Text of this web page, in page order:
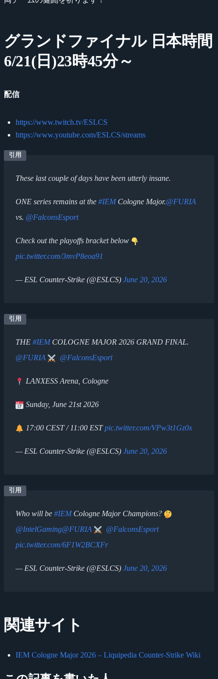
グランドファイナル 日本時間
6/21(日)23時45分～
配信
https://www.twitch.tv/ESLCS
https://www.youtube.com/ESLCS/streams
These last couple of days have been utterly insane.
ONE series remains at the #IEMCologne Major.@FURIA
vs. @FalconsEsport
Check out the playoffs bracket below
pic.twitter.com/3mvP8eoa91
— ESL Counter-Strike (@ESLCS) June 20, 2026
THE #IEMCOLOGNE MAJOR 2026 GRAND FINAL.
@FURIA
@FalconsEsport
LANXESS Arena, Cologne
Sunday, June 21st 2026
17:00 CEST / 11:00 ESTpic.twitter.com/VPw3t1Gz0x
— ESL Counter-Strike (@ESLCS) June 20, 2026
Who will be #IEMCologne Major Champions?
@IntelGaming@FURIA
@FalconsEsport
pic.twitter.com/6F1W2BCXFr
— ESL Counter-Strike (@ESLCS) June 20, 2026
関連サイト
IEM Cologne Major 2026 – Liquipedia Counter-Strike Wiki